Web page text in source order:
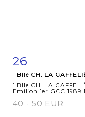
26
1 Blle CH. LA
1 Blle CH. LA
Emilion 1er GCC 1989
40 - 50 EUR